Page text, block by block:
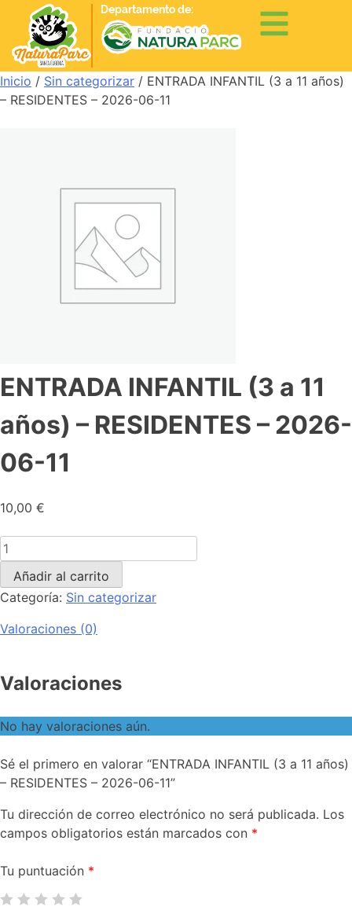
Departamento de:
Inicio / Sin categorizar / ENTRADA INFANTIL (3 a 11 años)
– RESIDENTES – 2026-06-11
ENTRADA INFANTIL (3 a 11
años) – RESIDENTES – 2026-
06-11
10,00 €
Añadir al carrito
Categoría: Sin categorizar
Valoraciones (0)
Valoraciones
No hay valoraciones aún.
Sé el primero en valorar “ENTRADA INFANTIL (3 a 11 años)
– RESIDENTES – 2026-06-11”
Tu dirección de correo electrónico no será publicada. Los
campos obligatorios están marcados con *
Tu puntuación *